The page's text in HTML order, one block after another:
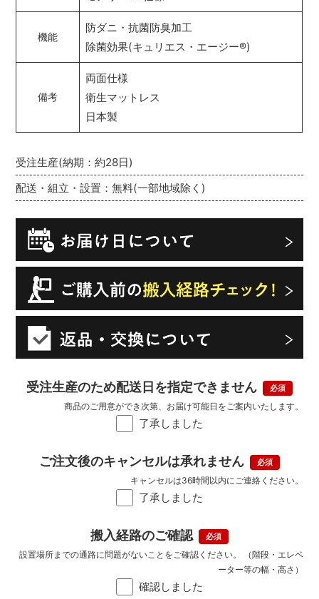
受注生産(納期：約28日)
配送・組立・設置：無料(一部地域除く)
受注生産のため配送日を指定できません
了承しました
商品のご用意ができ次第、お届け可能日をご案内いたします。
ご注文後のキャンセルは承れません
了承しました
キャンセルは36時間以内にご連絡ください。
搬入経路のご確認
確認しました
設置場所までの通路に問題がないことをご確認ください。 （階段・エレベ
ーター等の幅・高さ）
機能
防ダニ・抗菌防臭加工
除菌効果(キュリエス・エージー®)
備考
両面仕様
衛生マットレス
日本製